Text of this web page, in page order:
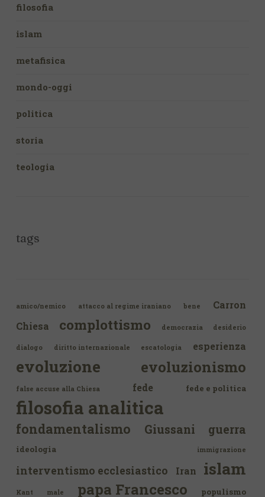
filosofia
islam
metafisica
mondo-oggi
politica
storia
teologia
tags
amico/nemico attacco al regime iraniano bene
Carron
Chiesa
complottismo democrazia desiderio
dialogo diritto internazionale escatologia esperienza
evoluzione evoluzionismo
false accuse alla Chiesa fede fede e politica
filosofia analitica
fondamentalismo Giussani guerra
ideologia immigrazione
interventismo ecclesiastico Iran islam
Kant male papa Francesco populismo